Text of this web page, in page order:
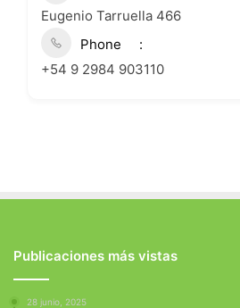
Eugenio Tarruella 466
Phone
+54 9 2984 903110
Publicaciones más vistas
28 junio, 2025